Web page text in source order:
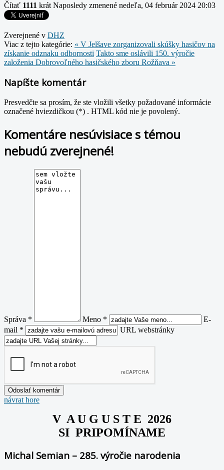
Čítať 1111 krát Naposledy zmenené nedeľa, 04 február 2024 20:03
Zverejnené v DHZ
Viac z tejto kategórie: « V Jelšave zorganizovali skúšky hasičov na
získanie odznaku odbornosti Takto sme oslávili 150. výročie
založenia Dobrovoľného hasičského zboru Rožňava »
Napíšte komentár
Presvedčte sa prosím, že ste vložili všetky požadované informácie
označené hviezdičkou (*) . HTML kód nie je povolený.
Komentáre nesúvisiace s témou
nebudú zverejnené!
Správa * Meno *
E-
mail *
URL webstránky
návrat hore
V A U G U S T E 2026
SI PRIPOMÍNAME
Michal Semian – 285. výročie narodenia